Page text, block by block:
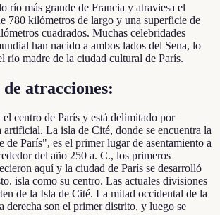
río más grande de Francia y atraviesa el
780 kilómetros de largo y una superficie de
cuadrados. Muchas celebridades
han nacido a ambos lados del Sena, lo
río madre de la ciudad cultural de París.
atracciones:
centro de París y está delimitado por
artificial. La isla de Cité, donde se encuentra la
de París", es el primer lugar de asentamiento a
del año 250 a. C., los primeros
aquí y la ciudad de París se desarrolló
isla como su centro. Las actuales divisiones
de la Isla de Cité. La mitad occidental de la
derecha son el primer distrito, y luego se